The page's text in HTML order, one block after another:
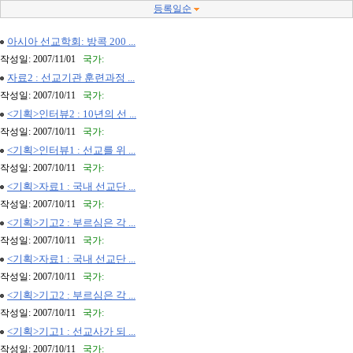
등록일순
아시아 선교학회: 방콕 200 ...
작성일: 2007/11/01 국가:
자료2 : 선교기관 훈련과정 ...
작성일: 2007/10/11 국가:
<기획>인터뷰2 : 10년의 선 ...
작성일: 2007/10/11 국가:
<기획>인터뷰1 : 선교를 위 ...
작성일: 2007/10/11 국가:
<기획>자료1 : 국내 선교단 ...
작성일: 2007/10/11 국가:
<기획>기고2 : 부르심은 각 ...
작성일: 2007/10/11 국가:
<기획>자료1 : 국내 선교단 ...
작성일: 2007/10/11 국가:
<기획>기고2 : 부르심은 각 ...
작성일: 2007/10/11 국가:
<기획>기고1 : 선교사가 되 ...
작성일: 2007/10/11 국가: